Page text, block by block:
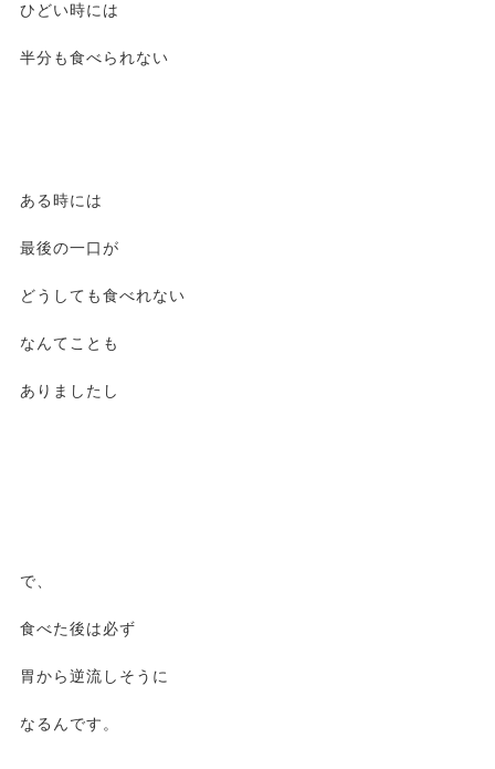
ひどい時には
半分も食べられない
ある時には
最後の一口が
どうしても食べれない
なんてことも
ありましたし
で、
食べた後は必ず
胃から逆流しそうに
なるんです。